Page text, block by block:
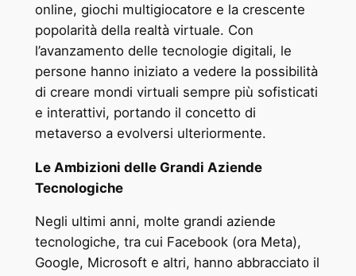
online, giochi multigiocatore e la crescente
popolarità della realtà virtuale. Con
l’avanzamento delle tecnologie digitali, le
persone hanno iniziato a vedere la possibilità
di creare mondi virtuali sempre più sofisticati
e interattivi, portando il concetto di
metaverso a evolversi ulteriormente.
Le Ambizioni delle Grandi Aziende
Tecnologiche
Negli ultimi anni, molte grandi aziende
tecnologiche, tra cui Facebook (ora Meta),
Google, Microsoft e altri, hanno abbracciato il